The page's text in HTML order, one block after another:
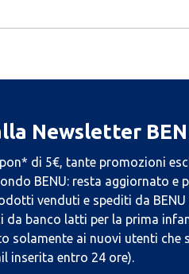
Newsletter
di 5€, tante promozioni
BENU: resta aggiornato e
venduti e spediti da BENU
da banco latti per la prima
solamente ai nuovi utenti che
inserita entro 24 ore).